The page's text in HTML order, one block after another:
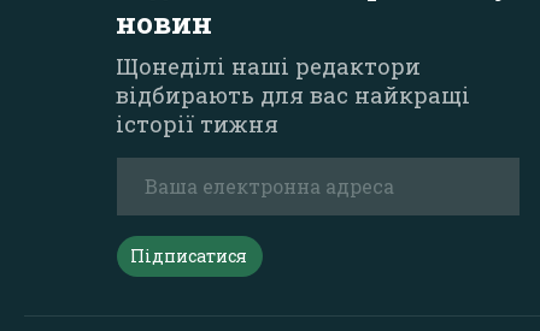
новин
Щонеділі наші редактори
відбирають для вас найкращі
історії тижня
Підписатися